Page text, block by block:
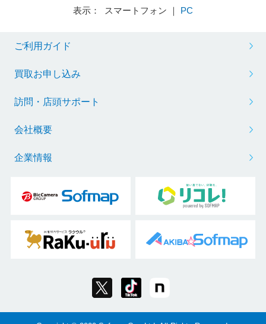
表示： スマートフォン ｜ PC
ご利用ガイド
買取お申し込み
訪問・店頭サポート
会社概要
企業情報